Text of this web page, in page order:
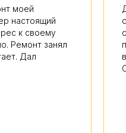
моей
настоящий
к своему
Ремонт занял
Дал